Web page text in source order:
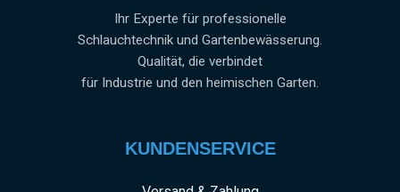
Ihr Experte für professionelle
Schlauchtechnik und Gartenbewässerung.
Qualität, die verbindet
für Industrie und den heimischen Garten.
KUNDENSERVICE